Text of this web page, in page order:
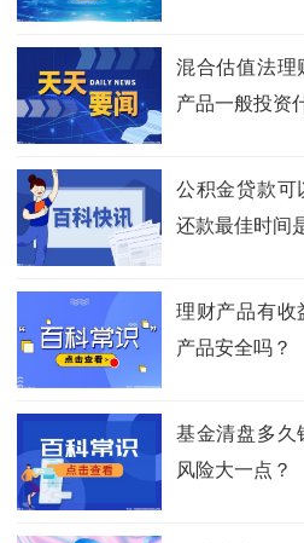
混合估值法理
产品一般投资
公积金贷款可
还款最佳时间
理财产品有收
产品安全吗？
基金清盘多久
风险大一点？